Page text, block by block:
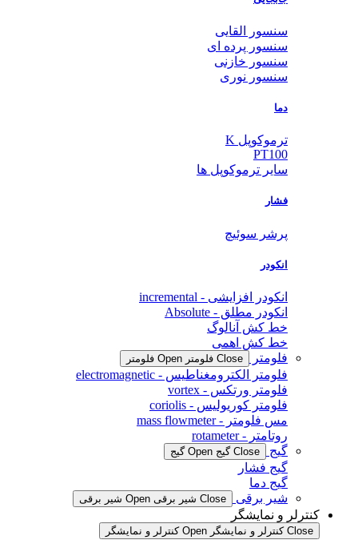
سنسور القایی
سنسور پرده ای
سنسور خازنی
سنسور نوری
دما
ترموکوپل K
PT100
سایر ترموکوپل ها
فشار
پرشر سوئیچ
انکودر
انکودر افزایشی - incremental
انکودر مطلق - Absolute
خط کش آنالوگ
خط کش اهمی
فلومتر
Close فلومتر Open فلومتر
فلومتر الکترومغناطیس - electromagnetic
فلومتر ورتکس - vortex
فلومتر کوریولیس - coriolis
مس فلومتر - mass flowmeter
روتامتر - rotameter
گیج
Close گیج Open گیج
گیج فشار
گیج دما
شیر برقی
Close شیر برقی Open شیر برقی
کنترلر و نمایشگر
Close کنترلر و نمایشگر Open کنترلر و نمایشگر